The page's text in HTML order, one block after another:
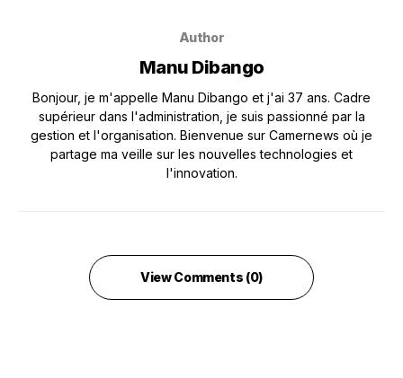
Author
Manu Dibango
Bonjour, je m'appelle Manu Dibango et j'ai 37 ans. Cadre
supérieur dans l'administration, je suis passionné par la
gestion et l'organisation. Bienvenue sur Camernews où je
partage ma veille sur les nouvelles technologies et
l'innovation.
View Comments (0)